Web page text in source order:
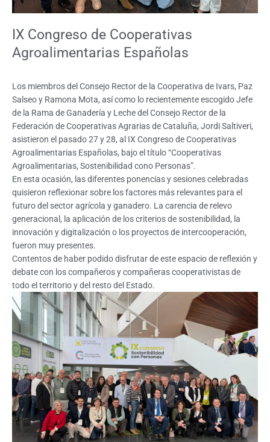
IX Congreso de Cooperativas
Agroalimentarias Españolas
Los miembros del Consejo Rector de la Cooperativa de Ivars, Paz
Salseo y Ramona Mota, así como lo recientemente escogido Jefe
de la Rama de Ganadería y Leche del Consejo Rector de la
Federación de Cooperativas Agrarias de Cataluña, Jordi Saltiveri,
asistieron el pasado 27 y 28, al IX Congreso de Cooperativas
Agroalimentarias Españolas, bajo el título “Cooperativas
Agroalimentarias, Sostenibilidad cono Personas”.
En esta ocasión, las diferentes ponencias y sesiones celebradas
quisieron reflexionar sobre los factores más relevantes para el
futuro del sector agrícola y ganadero. La carencia de relevo
generacional, la aplicación de los criterios de sostenibilidad, la
innovación y digitalización o los proyectos de intercooperación,
fueron muy presentes.
Contentos de haber podido disfrutar de este espacio de reflexión y
debate con los compañeros y compañeras cooperativistas de
todo el territorio y del resto del Estado.